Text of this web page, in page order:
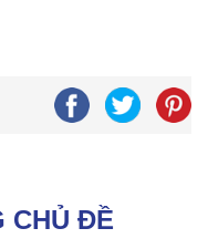
CHỦ ĐỀ